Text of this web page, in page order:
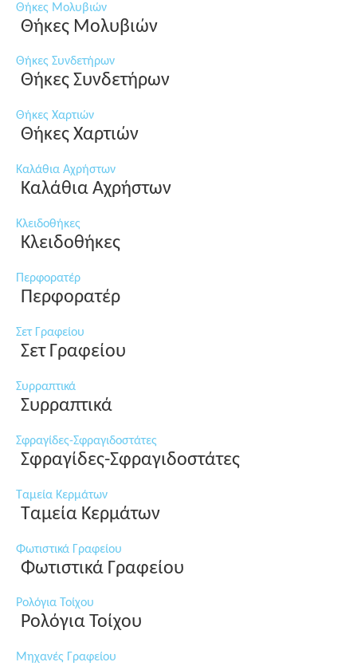
Θήκες Μολυβιών
Θήκες Μολυβιών
Θήκες Συνδετήρων
Θήκες Συνδετήρων
Θήκες Χαρτιών
Θήκες Χαρτιών
Καλάθια Αχρήστων
Καλάθια Αχρήστων
Κλειδοθήκες
Κλειδοθήκες
Περφορατέρ
Περφορατέρ
Σετ Γραφείου
Σετ Γραφείου
Συρραπτικά
Συρραπτικά
Σφραγίδες-Σφραγιδοστάτες
Σφραγίδες-Σφραγιδοστάτες
Ταμεία Κερμάτων
Ταμεία Κερμάτων
Φωτιστικά Γραφείου
Φωτιστικά Γραφείου
Ρολόγια Τοίχου
Ρολόγια Τοίχου
Μηχανές Γραφείου